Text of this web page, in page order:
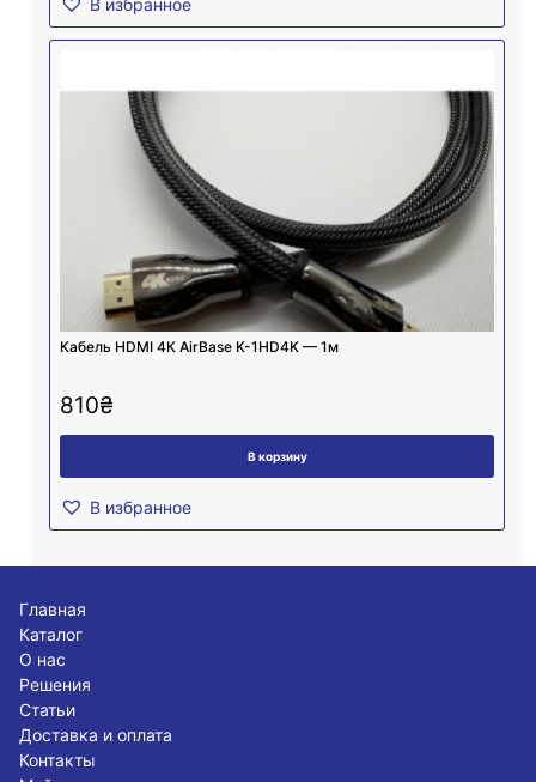
Кабель HDMI 4К AirBase K-1HD4K — 1м
810₴
В корзину
В избранное
Главная
Каталог
О нас
Решения
Статьи
Доставка и оплата
Контакты